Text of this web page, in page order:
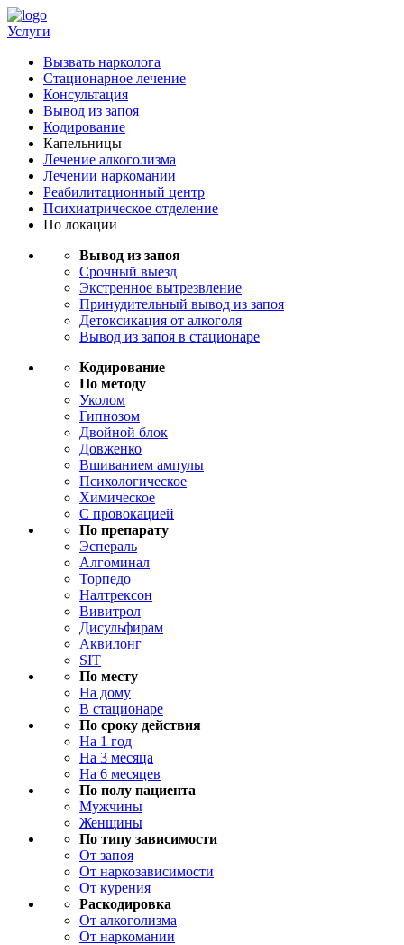
Услуги
Вызвать нарколога
Стационарное лечение
Консультация
Вывод из запоя
Кодирование
Капельницы
Лечение алкоголизма
Лечении наркомании
Реабилитационный центр
Психиатрическое отделение
По локации
Вывод из запоя
Срочный выезд
Экстренное вытрезвление
Принудительный вывод из запоя
Детоксикация от алкоголя
Вывод из запоя в стационаре
Кодирование
По методу
Уколом
Гипнозом
Двойной блок
Довженко
Вшиванием ампулы
Психологическое
Химическое
С провокацией
По препарату
Эспераль
Алгоминал
Торпедо
Налтрексон
Вивитрол
Дисульфирам
Аквилонг
SIT
По месту
На дому
В стационаре
По сроку действия
На 1 год
На 3 месяца
На 6 месяцев
По полу пациента
Мужчины
Женщины
По типу зависимости
От запоя
От наркозависимости
От курения
Раскодировка
От алкоголизма
От наркомании